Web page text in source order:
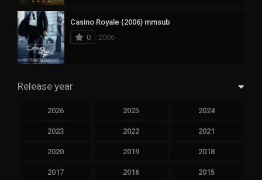
Casino Royale (2006) mmsub
0
2006
Release year
2026 2025 2024
2023 2022 2021
2020 2019 2018
2017 2016 2015